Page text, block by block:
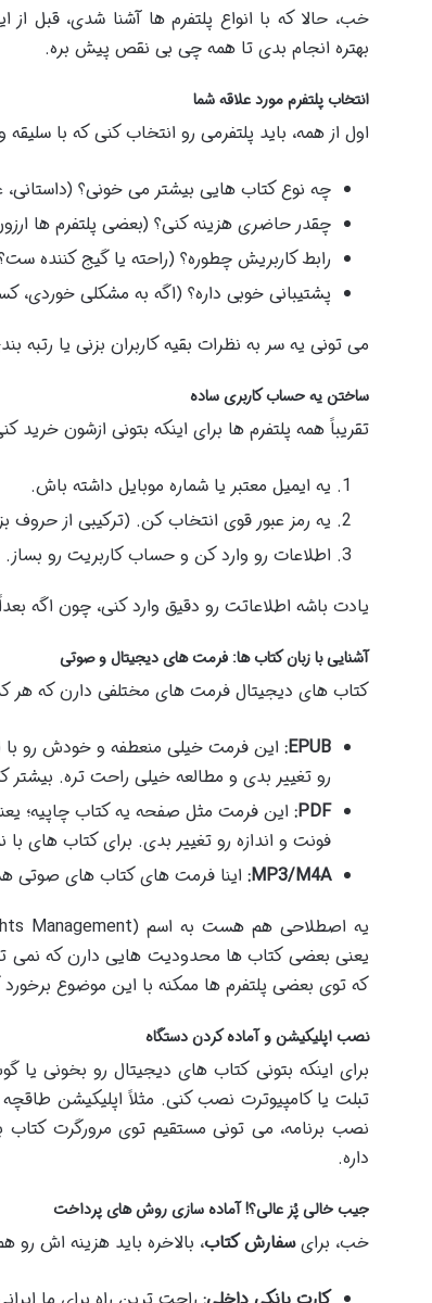
خب، حالا که با انواع پلتفرم ها آشنا شدی، قبل از
بهتره انجام بدی تا همه چی بی نقص پیش بره.
انتخاب پلتفرم مورد علاقه شما
اول از همه، باید پلتفرمی رو انتخاب کنی که با
چه نوع کتاب هایی بیشتر می خونی؟
چقدر حاضری هزینه کنی؟ (بعضی پلتفرم ها
رابط کاربریش چطوره؟ (راحته یا گیج کننده
پشتیبانی خوبی داره؟ (اگه به مشکلی
می تونی یه سر به نظرات بقیه کاربران بزنی یا
ساختن یه حساب کاربری ساده
تقریباً همه پلتفرم ها برای اینکه بتونی ازشون
یه ایمیل معتبر یا شماره موبایل داشته باش.
یه رمز عبور قوی انتخاب کن. (ترکیبی از
اطلاعات رو وارد کن و حساب کاربریت رو بساز.
یادت باشه اطلاعاتت رو دقیق وارد کنی، چون اگه
آشنایی با زبان کتاب ها: فرمت های دیجیتال و صوتی
کتاب های دیجیتال فرمت های مختلفی دارن که هر
EPUB: این فرمت خیلی منعطفه و خودش رو با
رو تغییر بدی و مطالعه خیلی راحت تره.
PDF: این فرمت مثل صفحه یه کتاب چاپیه؛
فونت و اندازه رو تغییر بدی. برای کتاب های با
MP3/M4A: اینا فرمت های کتاب های صوتی
یعنی بعضی کتاب ها محدودیت هایی دارن که نمی
که توی بعضی پلتفرم ها ممکنه با این موضوع
نصب اپلیکیشن و آماده کردن دستگاه
برای اینکه بتونی کتاب های دیجیتال رو بخونی
تبلت یا کامپیوترت نصب کنی. مثلاً اپلیکیشن
نصب برنامه، می تونی مستقیم توی مرورگرت
داره.
جیب خالی پُز عالی؟! آماده سازی روش های پرداخت
خب، برایسفارش کتاب، بالاخره باید هزینه اش رو